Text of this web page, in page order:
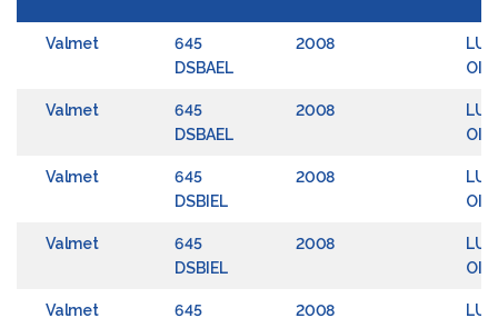
Valmet
645
DSBAEL
2008
OIL
Valmet
645
DSBAEL
2008
OIL
Valmet
645
DSBIEL
2008
OIL
Valmet
645
DSBIEL
2008
OIL
Valmet
645
2008